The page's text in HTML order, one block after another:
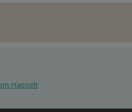
Hasselt